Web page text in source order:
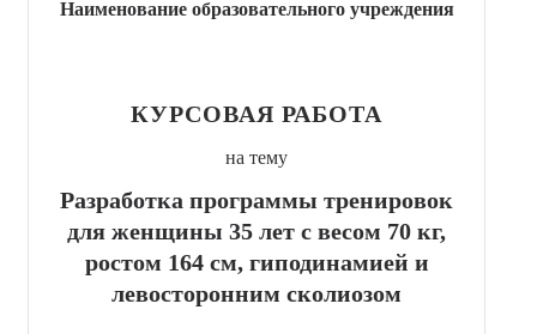
Наименование образовательного учреждения
КУРСОВАЯ РАБОТА
на тему
Разработка программы тренировок
для женщины 35 лет с весом 70 кг,
ростом 164 см, гиподинамией и
левосторонним сколиозом